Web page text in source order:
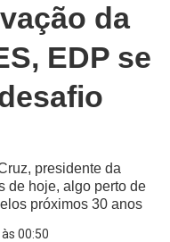
da
EDP se
presidente da
de hoje, algo perto de
próximos 30 anos
00:50